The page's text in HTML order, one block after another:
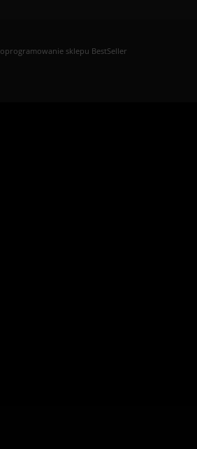
oprogramowanie sklepu BestSeller